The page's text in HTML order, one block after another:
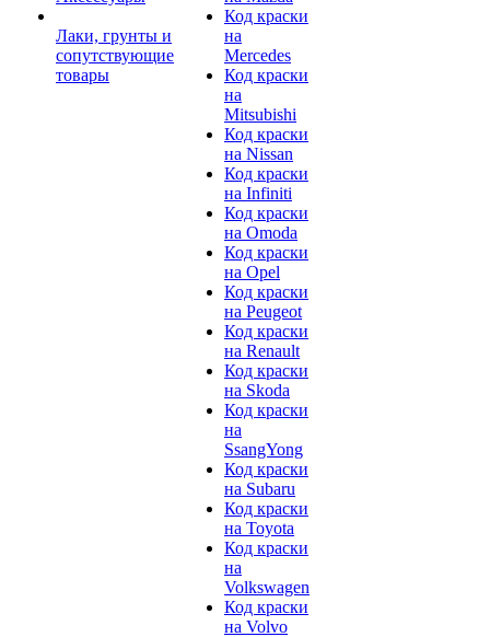
Лаки, грунты и
сопутствующие
товары
Код краски
на
Mercedes
Код краски
на
Mitsubishi
Код краски
на Nissan
Код краски
на Infiniti
Код краски
на Omoda
Код краски
на Opel
Код краски
на Peugeot
Код краски
на Renault
Код краски
на Skoda
Код краски
на
SsangYong
Код краски
на Subaru
Код краски
на Toyota
Код краски
на
Volkswagen
Код краски
на Volvo